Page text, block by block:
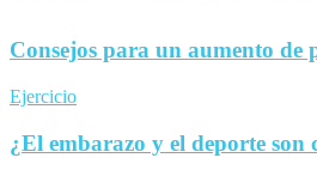
Consejos para un aumento de
Ejercicio
¿El embarazo y el deporte son